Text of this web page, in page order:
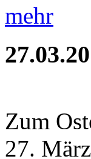
mehr
Zum
27.